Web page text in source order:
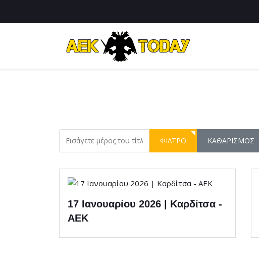
Εισάγετε μέρος του τίτλου.
ΦΊΛΤΡΟ ΚΑΘΑΡΙΣΜΌΣ
17 Ιανουαρίου 2026 | Καρδίτσα -
ΑΕΚ